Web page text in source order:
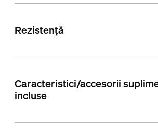
Rezistență
Caracteristici/accesorii
incluse